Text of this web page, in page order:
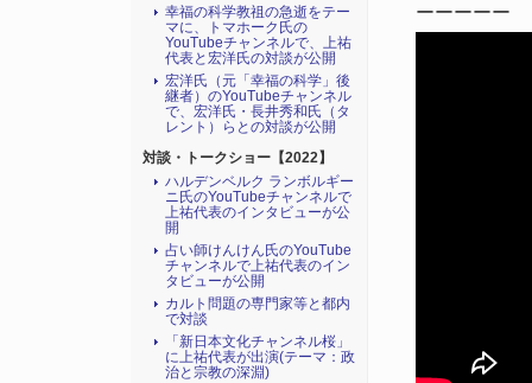
ーーーーー
幸福の科学教祖の急逝をテー
マに、トマホーク氏の
YouTubeチャンネルで、上祐
代表と宏洋氏の対談が公開
宏洋氏（元「幸福の科学」後
継者）のYouTubeチャンネル
で、宏洋氏・長井秀和氏（タ
レント）らとの対談が公開
対談・トークショー【2022】
ハルデンベルク ランボルギー
ニ氏のYouTubeチャンネルで
上祐代表のインタビューが公
開
占い師けんけん氏のYouTube
チャンネルで上祐代表のイン
タビューが公開
カルト問題の専門家等と都内
で対談
「新日本文化チャンネル桜」
に上祐代表が出演(テーマ：政
治と宗教の深淵)